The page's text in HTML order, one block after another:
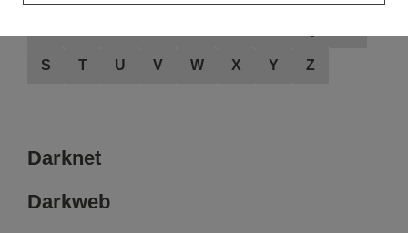
S T U V W X Y Z
Darknet
Darkweb